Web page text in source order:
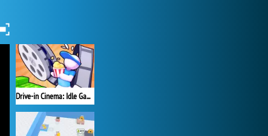
Drive-in Cinema: Idle Game